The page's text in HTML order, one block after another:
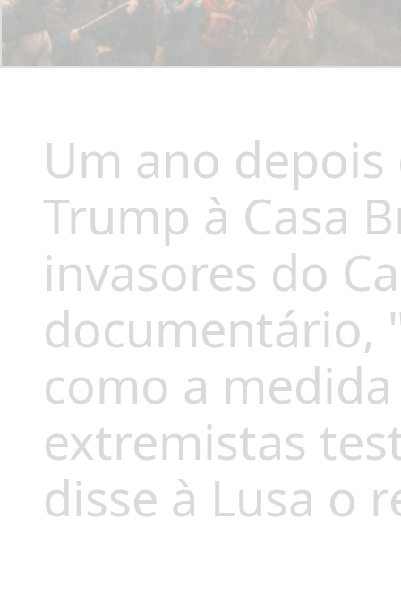
Um ano
Trump à Casa
invasores do
documentário,
como a
extremistas
disse à Lusa o